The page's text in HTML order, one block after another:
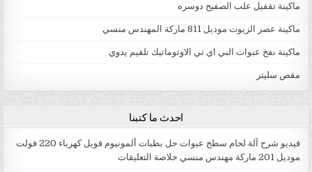
ماكينة تقفيل علب الصفيح دوسره
ماكينة عصر الزيوت موديل 811 ماركة المهندس منسي
ماكينة نفخ عبوات البي اي تي الاوتوماتيك تلقيم يدوي
مقص سليتر
احدث ما كتبنا
فيديو شرح آلة لحام سطح عبوات جل بطبات ألمونيوم فويل كهرباء 220 فولت
موديل 201 ماركة مهندس منسي خلاصة التعليقات